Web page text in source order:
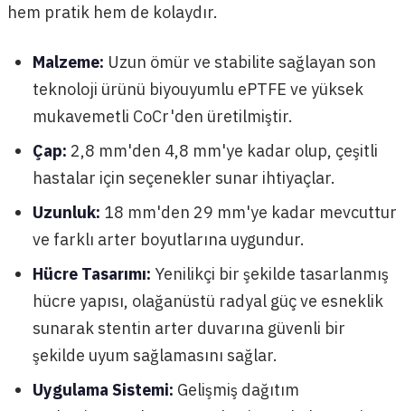
hem pratik hem de kolaydır.
Malzeme: Uzun ömür ve stabilite sağlayan son
teknoloji ürünü biyouyumlu ePTFE ve yüksek
mukavemetli CoCr'den üretilmiştir.
Çap: 2,8 mm'den 4,8 mm'ye kadar olup, çeşitli
hastalar için seçenekler sunar ihtiyaçlar.
Uzunluk: 18 mm'den 29 mm'ye kadar mevcuttur
ve farklı arter boyutlarına uygundur.
Hücre Tasarımı: Yenilikçi bir şekilde tasarlanmış
hücre yapısı, olağanüstü radyal güç ve esneklik
sunarak stentin arter duvarına güvenli bir
şekilde uyum sağlamasını sağlar.
Uygulama Sistemi: Gelişmiş dağıtım